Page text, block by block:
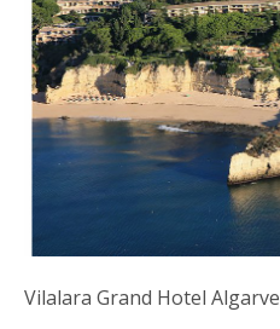
Vilalara Grand Hotel Algarve